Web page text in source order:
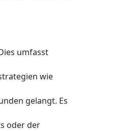
umfasst
wie
gelangt. Es
oder der